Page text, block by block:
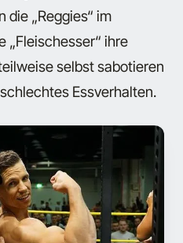
die „Reggies“ im
„Fleischesser“ ihre
selbst sabotieren
Essverhalten.